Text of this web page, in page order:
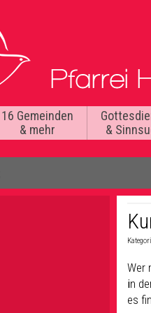
16 Gemeinden
& mehr
&
Wer
in
es